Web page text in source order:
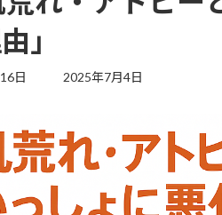
」
日
最
新
日
時
2025年7月4日